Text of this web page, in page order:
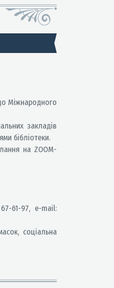
Міжнародного
закладів
бібліотеки.
на ZOOM-
61-97, e-mail:
соціальна